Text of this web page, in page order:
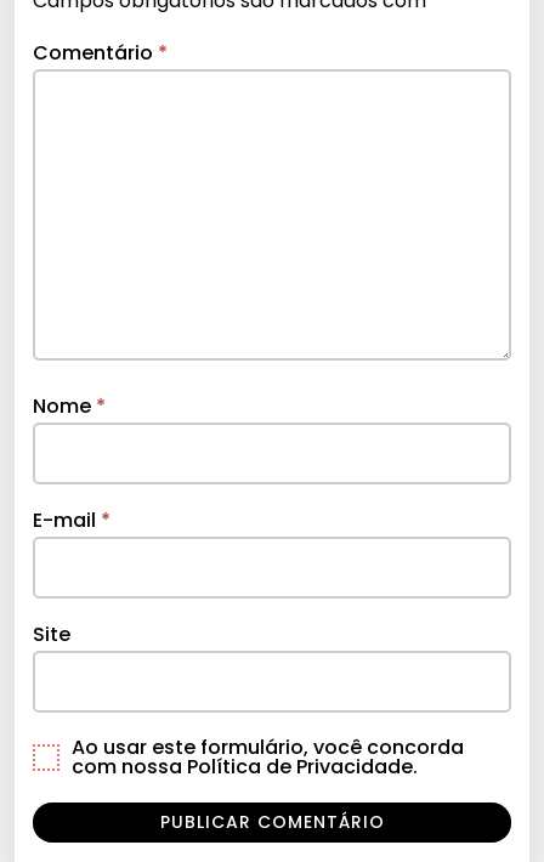
Comentário *
Nome *
E-mail *
Site
Ao usar este formulário, você concorda
com nossa Política de Privacidade.